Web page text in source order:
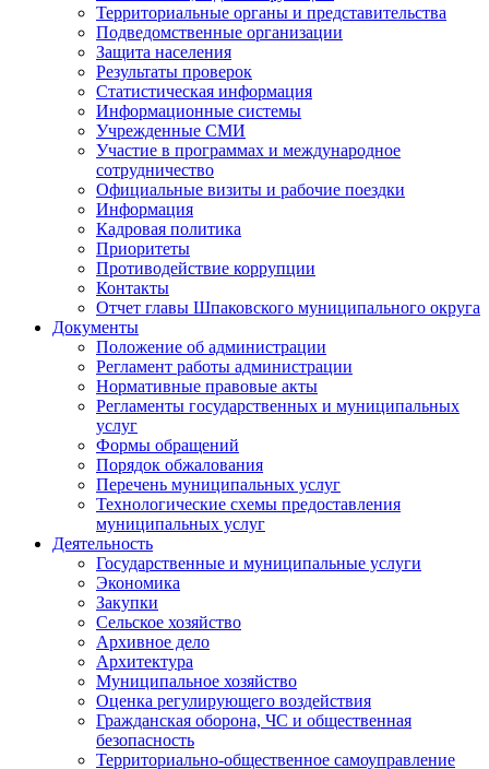
Территориальные органы и представительства
Подведомственные организации
Защита населения
Результаты проверок
Статистическая информация
Информационные системы
Учрежденные СМИ
Участие в программах и международное
сотрудничество
Официальные визиты и рабочие поездки
Информация
Кадровая политика
Приоритеты
Противодействие коррупции
Контакты
Отчет главы Шпаковского муниципального округа
Документы
Положение об администрации
Регламент работы администрации
Нормативные правовые акты
Регламенты государственных и муниципальных
услуг
Формы обращений
Порядок обжалования
Перечень муниципальных услуг
Технологические схемы предоставления
муниципальных услуг
Деятельность
Государственные и муниципальные услуги
Экономика
Закупки
Сельское хозяйство
Архивное дело
Архитектура
Муниципальное хозяйство
Оценка регулирующего воздействия
Гражданская оборона, ЧС и общественная
безопасность
Территориально-общественное самоуправление